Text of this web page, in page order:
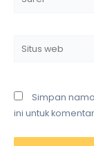
Simpan
ini untuk